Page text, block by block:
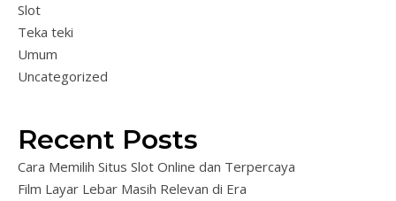
Slot
Teka teki
Umum
Uncategorized
Recent Posts
Cara Memilih Situs Slot Online dan Terpercaya
Film Layar Lebar Masih Relevan di Era